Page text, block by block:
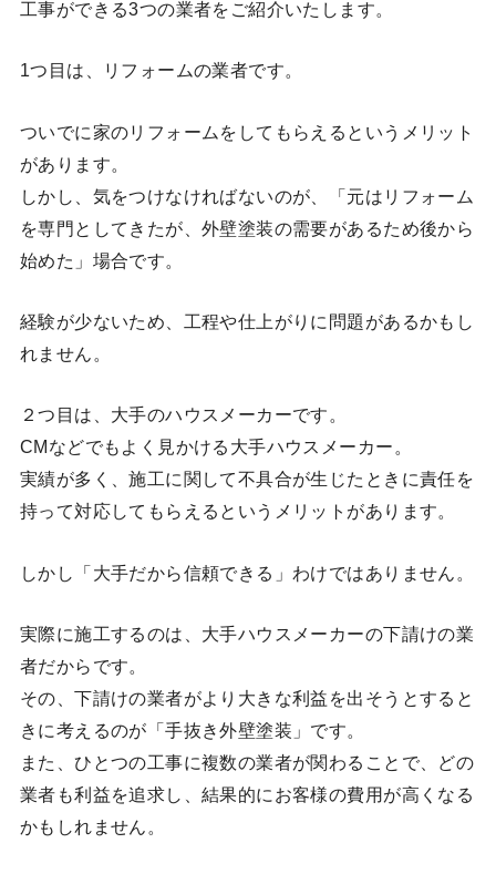
工事ができる3つの業者をご紹介いたします。
1つ目は、リフォームの業者です。
ついでに家のリフォームをしてもらえるというメリット
があります。
しかし、気をつけなければないのが、「元はリフォーム
を専門としてきたが、外壁塗装の需要があるため後から
始めた」場合です。
経験が少ないため、工程や仕上がりに問題があるかもし
れません。
２つ目は、大手のハウスメーカーです。
CMなどでもよく見かける大手ハウスメーカー。
実績が多く、施工に関して不具合が生じたときに責任を
持って対応してもらえるというメリットがあります。
しかし「大手だから信頼できる」わけではありません。
実際に施工するのは、大手ハウスメーカーの下請けの業
者だからです。
その、下請けの業者がより大きな利益を出そうとすると
きに考えるのが「手抜き外壁塗装」です。
また、ひとつの工事に複数の業者が関わることで、どの
業者も利益を追求し、結果的にお客様の費用が高くなる
かもしれません。